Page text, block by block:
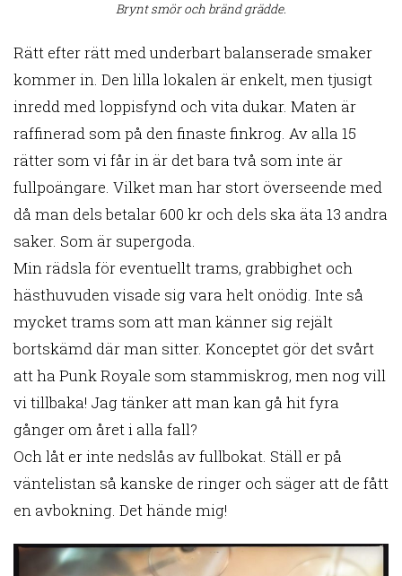
Brynt smör och bränd grädde.
Rätt efter rätt med underbart balanserade smaker
kommer in. Den lilla lokalen är enkelt, men tjusigt
inredd med loppisfynd och vita dukar. Maten är
raffinerad som på den finaste finkrog. Av alla 15
rätter som vi får in är det bara två som inte är
fullpoängare. Vilket man har stort överseende med
då man dels betalar 600 kr och dels ska äta 13 andra
saker. Som är supergoda.
Min rädsla för eventuellt trams, grabbighet och
hästhuvuden visade sig vara helt onödig. Inte så
mycket trams som att man känner sig rejält
bortskämd där man sitter. Konceptet gör det svårt
att ha Punk Royale som stammiskrog, men nog vill
vi tillbaka! Jag tänker att man kan gå hit fyra
gånger om året i alla fall?
Och låt er inte nedslås av fullbokat. Ställ er på
väntelistan så kanske de ringer och säger att de fått
en avbokning. Det hände mig!